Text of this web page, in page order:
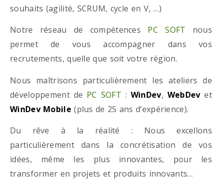
souhaits (agilité, SCRUM, cycle en V, …)
Notre réseau de compétences PC SOFT nous
permet de vous accompagner dans vos
recrutements, quelle que soit votre région.
Nous maîtrisons particulièrement les ateliers de
développement de PC SOFT : WinDev, WebDev et
WinDev Mobile (plus de 25 ans d’expérience).
Du rêve à la réalité : Nous excellons
particulièrement dans la concrétisation de vos
idées, même les plus innovantes, pour les
transformer en projets et produits innovants…